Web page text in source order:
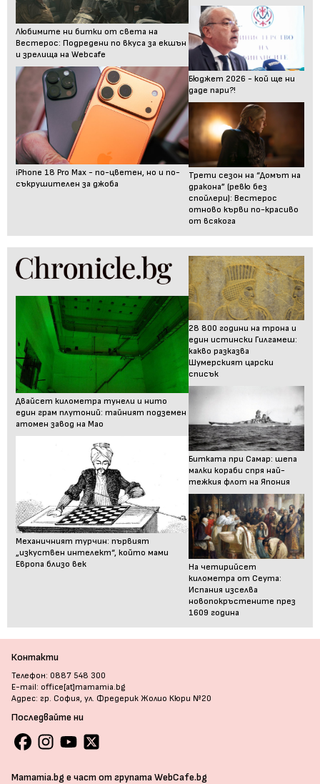
Любимите ни битки от света на
Вестерос: Подредени по вкуса за екшън
и зрелища на Webcafe
iPhone 18 Pro Max - по-цветен, но и по-
съкрушителен за джоба
Бюджет 2026 - кой ще ни
даде пари?!
Трети сезон на “Домът на
дракона” (ревю без
спойлери): Вестерос
отново кърви по-красиво
от всякога
Двайсет километра тунели и нито
един грам плутоний: тайният подземен
атомен завод на Мао
Механичният турчин: първият
„изкуствен интелект“, който мами
Европа близо век
28 800 години на трона и
един истински Гилгамеш:
какво разказва
Шумерският царски
списък
Битката при Самар: шепа
малки кораби спря най-
тежкия флот на Япония
На четирийсет
километра от Сеута:
Испания изселва
новопокръстените през
1609 година
Контакти
Телефон: 0887 548 300
E-mail: office[at]mamamia.bg
Адрес: гр. София, ул. Фредерик Жолио Кюри №20
Последвайте ни
Mamamia.bg е част от групата WebCafe.bg